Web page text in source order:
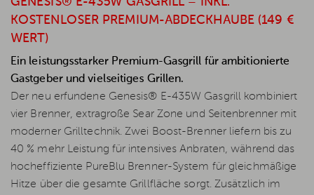
KOSTENLOSER PREMIUM-ABDECKHAUBE (149 €
WERT)
Ein leistungsstarker Premium-Gasgrill für ambitionierte
Gastgeber und vielseitiges Grillen.
Der neu erfundene Genesis® E-435W Gasgrill kombiniert
vier Brenner, extragroße Sear Zone und Seitenbrenner mit
moderner Grilltechnik. Zwei Boost-Brenner liefern bis zu
40 % mehr Leistung für intensives Anbraten, während das
hocheffiziente PureBlu Brenner-System für gleichmäßige
Hitze über die gesamte Grillfläche sorgt. Zusätzlich im